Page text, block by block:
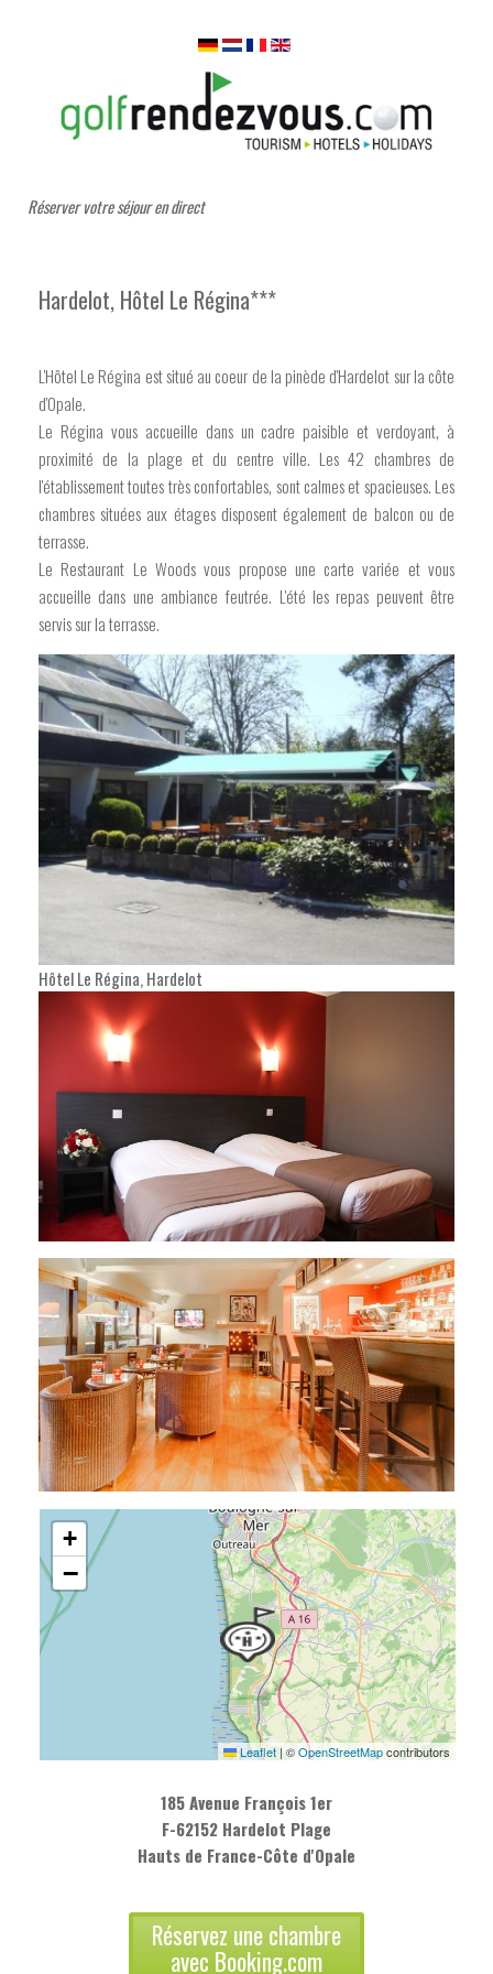
Réserver votre séjour en direct
Hardelot, Hôtel Le Régina***
L'Hôtel Le Régina est situé au coeur de la pinède d'Hardelot sur la côte
d'Opale.
Le Régina vous accueille dans un cadre paisible et verdoyant, à
proximité de la plage et du centre ville. Les 42 chambres de
l'établissement toutes très confortables, sont calmes et spacieuses. Les
chambres situées aux étages disposent également de balcon ou de
terrasse.
Le Restaurant Le Woods vous propose une carte variée et vous
accueille dans une ambiance feutrée. L'été les repas peuvent être
servis sur la terrasse.
Hôtel Le Régina, Hardelot
+
−
Leaflet | ©OpenStreetMapcontributors
185 Avenue François 1er
F-62152 Hardelot Plage
Hauts de France-Côte d'Opale
Réservez une chambre
avec Booking.com